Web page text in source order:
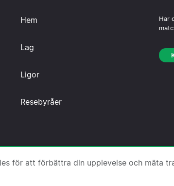
Hem
Lag
Ligor
Resebyråer
Har
·Kontakta oss·Integritetspolicy·
för att förbättra din upplevelse och mäta